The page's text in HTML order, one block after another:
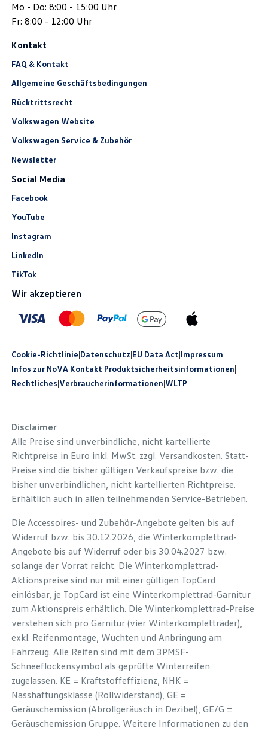
Mo - Do: 8:00 - 15:00 Uhr
Fr: 8:00 - 12:00 Uhr
Kontakt
FAQ & Kontakt
Allgemeine Geschäftsbedingungen
Rücktrittsrecht
Volkswagen Website
Volkswagen Service & Zubehör
Newsletter
Social Media
Facebook
YouTube
Instagram
LinkedIn
TikTok
Wir akzeptieren
Cookie-Richtlinie|Datenschutz|EU Data Act|Impressum|
Infos zur NoVA|Kontakt|Produkt­sicherheits­informationen|
Rechtliches|Verbraucherinformationen|WLTP
Disclaimer
Alle Preise sind unverbindliche, nicht kartellierte
Richtpreise in Euro inkl. MwSt. zzgl. Versandkosten. Statt-
Preise sind die bisher gültigen Verkaufspreise bzw. die
bisher unverbindlichen, nicht kartellierten Richtpreise.
Erhältlich auch in allen teilnehmenden Service-Betrieben.
Die Accessoires- und Zubehör-Angebote gelten bis auf
Widerruf bzw. bis 30.12.2026, die Winterkomplettrad-
Angebote bis auf Widerruf oder bis 30.04.2027 bzw.
solange der Vorrat reicht. Die Winterkomplettrad-
Aktionspreise sind nur mit einer gültigen TopCard
einlösbar, je TopCard ist eine Winterkomplettrad-Garnitur
zum Aktionspreis erhältlich. Die Winterkomplettrad-Preise
verstehen sich pro Garnitur (vier Winterkompletträder),
exkl. Reifenmontage, Wuchten und Anbringung am
Fahrzeug. Alle Reifen sind mit dem 3PMSF-
Schneeflockensymbol als geprüfte Winterreifen
zugelassen. KE = Kraftstoffeffizienz, NHK =
Nasshaftungsklasse (Rollwiderstand), GE =
Geräuschemission (Abrollgeräusch in Dezibel), GE/G =
Geräuschemission Gruppe. Weitere Informationen zu den